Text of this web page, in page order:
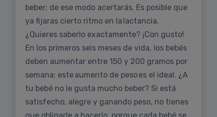
beber; de ese modo acertarás. Es posible que
ya fijaras cierto ritmo en la lactancia.
¿Quieres saberlo exactamente? ¡Con gusto!
En los primeros seis meses de vida, los bebés
deben aumentar entre 150 y 200 gramos por
semana; este aumento de peso es el ideal. ¿A
tu bebé no le gusta mucho beber? Si está
satisfecho, alegre y ganando peso, no tienes